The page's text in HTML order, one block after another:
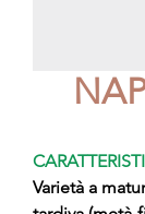
Varietà a